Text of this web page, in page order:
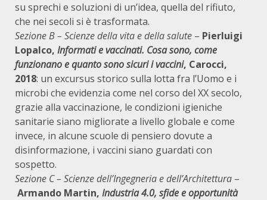
su sprechi e soluzioni di un’idea, quella del rifiuto,
che nei secoli si è trasformata.
Sezione B – Scienze della vita e della salute – Pierluigi
Lopalco, Informati e vaccinati. Cosa sono, come
funzionano e quanto sono sicuri i vaccini, Carocci,
2018: un excursus storico sulla lotta fra l’Uomo e i
microbi che evidenzia come nel corso del XX secolo,
grazie alla vaccinazione, le condizioni igieniche
sanitarie siano migliorate a livello globale e come
invece, in alcune scuole di pensiero dovute a
disinformazione, i vaccini siano guardati con
sospetto.
Sezione C – Scienze dell’Ingegneria e dell’Architettura –
Armando Martin, Industria 4.0, sfide e opportunità